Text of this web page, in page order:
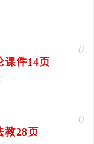
0
课件14页
0
教28页